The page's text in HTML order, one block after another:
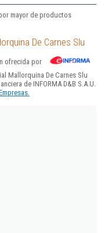
mayor de productos
De Carnes Slu
ofrecida por
Mallorquina De Carnes Slu
de INFORMA D&B S.A.U.